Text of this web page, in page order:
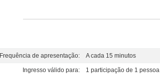
Frequência de apresentação: A cada 15 minutos
Ingresso válido para: 1 participação de 1 pessoa